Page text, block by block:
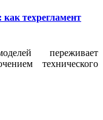
техрегламент
переживает
технического